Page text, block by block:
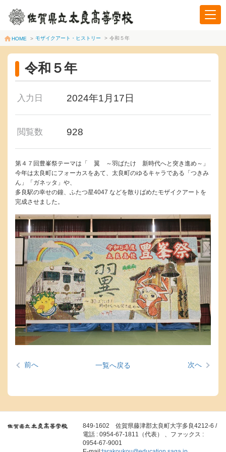
HOME > モザイクアート・ヒストリー > 令和５年
令和５年
入力日 2024年1月17日
閲覧数 928
第４７回豊峯祭テーマは「 翼 ～羽ばたけ 新時代へと突き進め～」
今年は太良町にフォーカスをあて、太良町のゆるキャラである「つきみ
ん」「ガネッタ」や、
多良駅の幸せの鐘、ふたつ星4047 などを散りばめたモザイクアートを
完成させました。
前へ 一覧へ戻る 次へ
849-1602 佐賀県藤津郡太良町大字多良4212-6 /
電話 : 0954-67-1811（代表） 、ファックス :
0954-67-9001